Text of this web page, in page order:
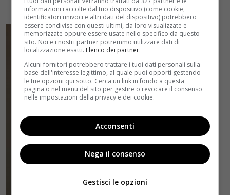
informazioni raccolte dal tuo dispositivo (come cookie,
identificatori univoci e altri dati del dispositivo) potrebbero
essere condivise con questi ultimi, da loro visualizzate e
memorizzate oppure essere usate nello specifico da questo
sito. Noi e i nostri partner potremmo utilizzare dati di
localizzazione esatti. Elenco dei partner.
Alcuni fornitori potrebbero trattare i tuoi dati personali sulla
base dell'interesse legittimo, al quale puoi opporti gestendo
le tue opzioni qui sotto. Cerca un link in fondo a questa
pagina o nel menu del sito per gestire o revocare il consenso
nelle impostazioni della privacy e dei cookie.
Acconsenti
Nega il consenso
Gestisci le opzioni